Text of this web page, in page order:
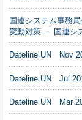
国連システム事務
変動対策 － 国連シ
Dateline UN Nov
Dateline UN Jul
Dateline UN Mar